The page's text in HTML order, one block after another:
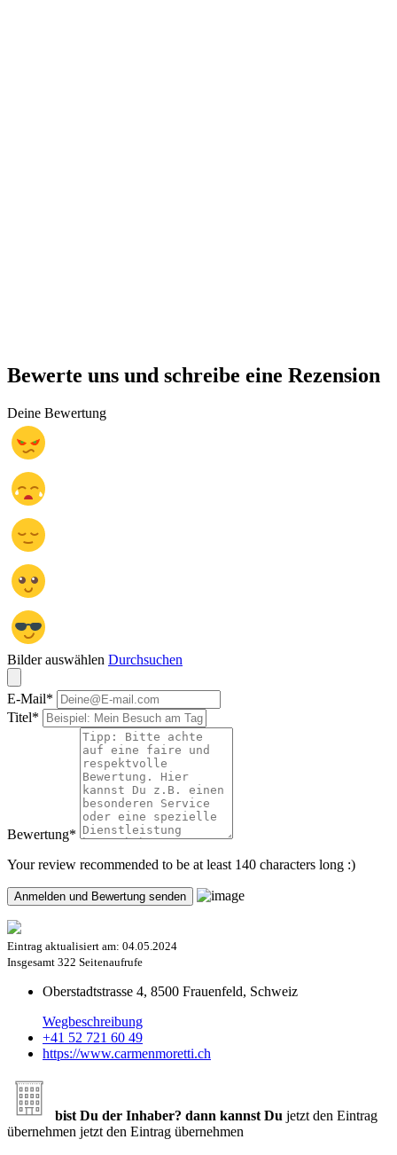
Bewerte uns und schreibe eine Rezension
Deine Bewertung
Bilder auswählen Durchsuchen
E-Mail*
Titel*
Bewertung*
Your review recommended to be at least 140 characters long :)
Eintrag aktualisiert am: 04.05.2024
Insgesamt 322 Seitenaufrufe
Oberstadtstrasse 4, 8500 Frauenfeld, Schweiz
Wegbeschreibung
+41 52 721 60 49
https://www.carmenmoretti.ch
bist Du der Inhaber? dann kannst Du jetzt den Eintrag
übernehmen jetzt den Eintrag übernehmen